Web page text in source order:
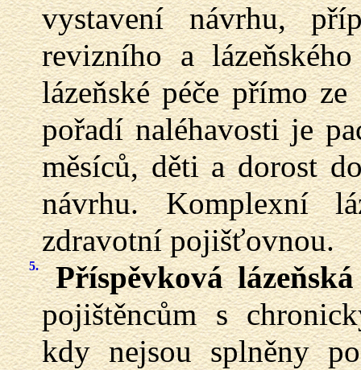
vystavení návrhu,
revizního a
lázeňské péče přímo
pořadí naléhavosti je
měsíců, děti a dorost
návrhu. Komplexní
zdravotní pojišťovnou.
5.
Příspěvková lázeňská
pojištěncům s
kdy nejsou splněny